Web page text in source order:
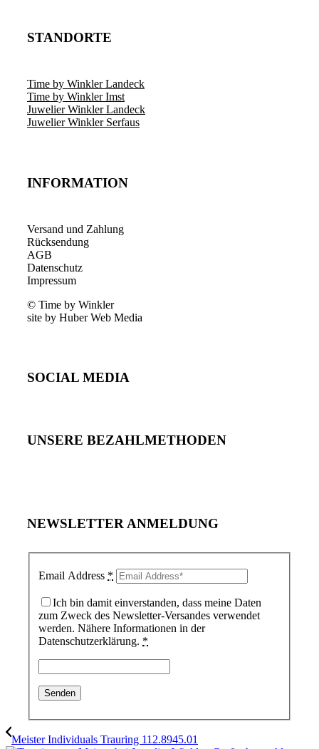
STANDORTE
Time by Winkler Landeck
Time by Winkler Imst
Juwelier Winkler Landeck
Juwelier Winkler Serfaus
INFORMATION
Versand und Zahlung
Rücksendung
AGB
Datenschutz
Impressum
© Time by Winkler
site by Huber Web Media
SOCIAL MEDIA
UNSERE BEZAHLMETHODEN
NEWSLETTER ANMELDUNG
Email Address *
Ich bin damit einverstanden, dass meine Daten
zum Zweck des Newsletter-Versandes verwendet
werden. Nähere Informationen in der
Datenschutzerklärung. *
Meister Individuals Trauring 112.8945.01